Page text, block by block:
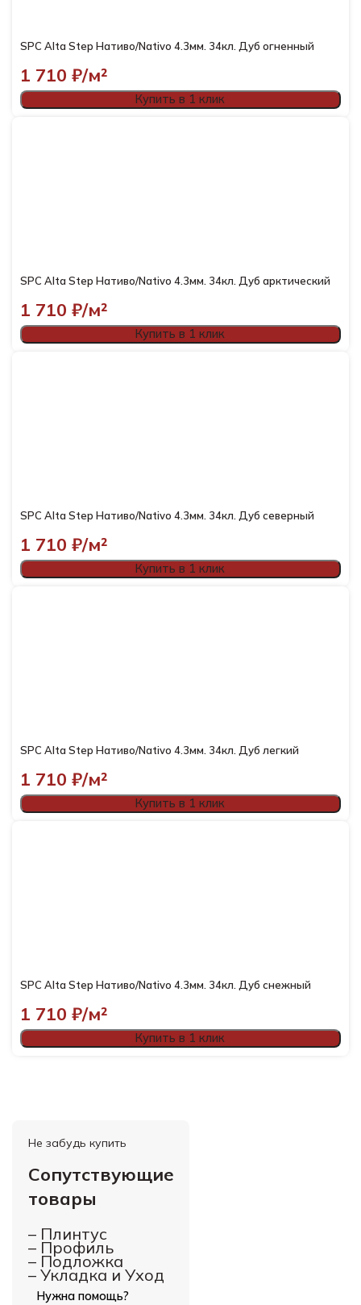
SPC Alta Step Нативо/Nativo 4.3мм. 34кл. Дуб огненный
1 710 ₽/м²
Купить в 1 клик
SPC Alta Step Нативо/Nativo 4.3мм. 34кл. Дуб арктический
1 710 ₽/м²
Купить в 1 клик
SPC Alta Step Нативо/Nativo 4.3мм. 34кл. Дуб северный
1 710 ₽/м²
Купить в 1 клик
SPC Alta Step Нативо/Nativo 4.3мм. 34кл. Дуб легкий
1 710 ₽/м²
Купить в 1 клик
SPC Alta Step Нативо/Nativo 4.3мм. 34кл. Дуб снежный
1 710 ₽/м²
Купить в 1 клик
Не забудь купить
Сопутствующие
товары
– Плинтус
– Профиль
– Подложка
– Укладка и Уход
Нужна помощь?